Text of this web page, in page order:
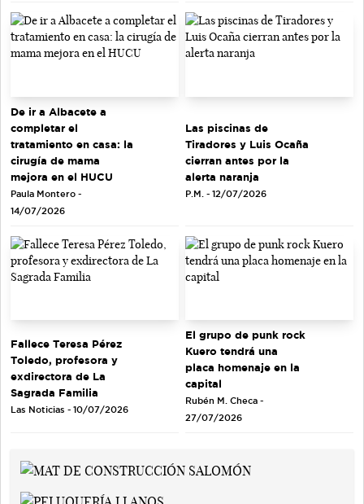
De ir a Albacete a
completar el
tratamiento en casa: la
cirugía de mama
mejora en el HUCU
Paula Montero -
14/07/2026
Las piscinas de
Tiradores y Luis Ocaña
cierran antes por la
alerta naranja
P.M. - 12/07/2026
Fallece Teresa Pérez
Toledo, profesora y
exdirectora de La
Sagrada Familia
Las Noticias - 10/07/2026
El grupo de punk rock
Kuero tendrá una
placa homenaje en la
capital
Rubén M. Checa -
27/07/2026